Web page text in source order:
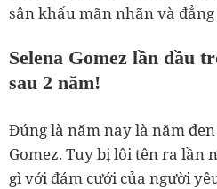
sân khấu mãn nhãn và đẳng
Selena Gomez lần đầu
sau 2 năm!
Đúng là năm nay là năm
Gomez. Tuy bị lôi tên ra lần
gì với đám cưới của người